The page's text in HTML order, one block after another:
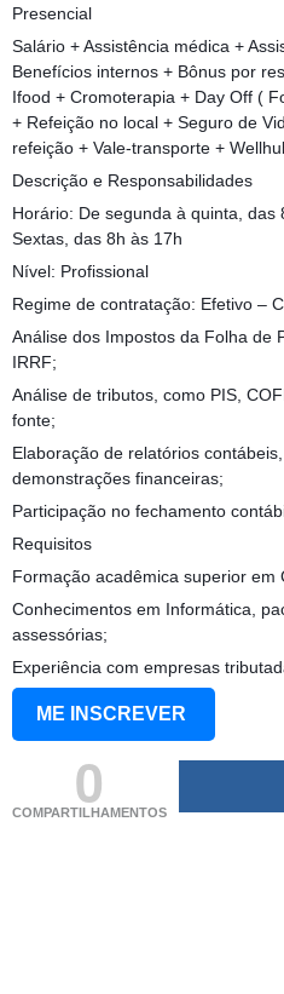
Presencial
Salário + Assistência médica +
Benefícios internos + Bônus por
Ifood + Cromoterapia + Day Off (
+ Refeição no local + Seguro de
refeição + Vale-transporte +
Descrição e Responsabilidades
Horário: De segunda à quinta,
Sextas, das 8h às 17h
Nível: Profissional
Regime de contratação: Efetivo –
Análise dos Impostos da Folha de
IRRF;
Análise de tributos, como PIS,
fonte;
Elaboração de relatórios
demonstrações financeiras;
Participação no fechamento
Requisitos
Formação acadêmica superior em
Conhecimentos em Informática,
assessórias;
Experiência com empresas
ME INSCREVER
0
COMPARTILHAMENTOS